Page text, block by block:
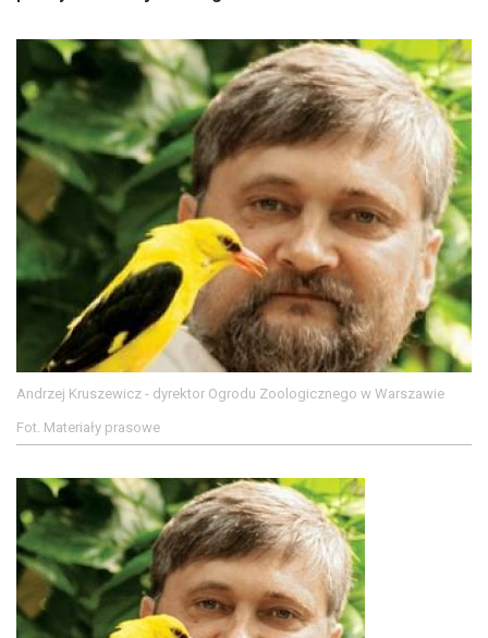
Andrzej Kruszewicz - dyrektor Ogrodu Zoologicznego w Warszawie
Fot. Materiały prasowe